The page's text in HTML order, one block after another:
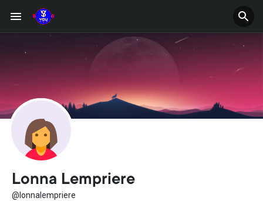
Lonna Lempriere
@lonnalempriere